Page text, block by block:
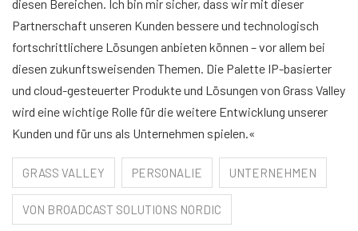
diesen Bereichen. Ich bin mir sicher, dass wir mit dieser
Partnerschaft unseren Kunden bessere und technologisch
fortschrittlichere Lösungen anbieten können – vor allem bei
diesen zukunftsweisenden Themen. Die Palette IP-basierter
und cloud-gesteuerter Produkte und Lösungen von Grass Valley
wird eine wichtige Rolle für die weitere Entwicklung unserer
Kunden und für uns als Unternehmen spielen.«
GRASS VALLEY PERSONALIE UNTERNEHMEN
VON BROADCAST SOLUTIONS NORDIC